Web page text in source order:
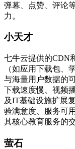
弹幕、点赞、评论
力。
小天才
七牛云提供的CDN
（如应用下载包、
与海量用户数据的
下载速度慢、视频
及IT基础设施扩展
验满意度、服务可
其核心教育服务的
萤石